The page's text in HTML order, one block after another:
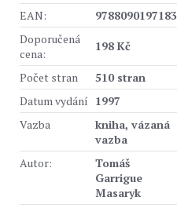
EAN:
9788090197183
Doporučená
cena:
198 Kč
Počet stran
510 stran
Datum vydání 1997
Vazba
kniha, vázaná
vazba
Autor:
Tomáš
Garrigue
Masaryk